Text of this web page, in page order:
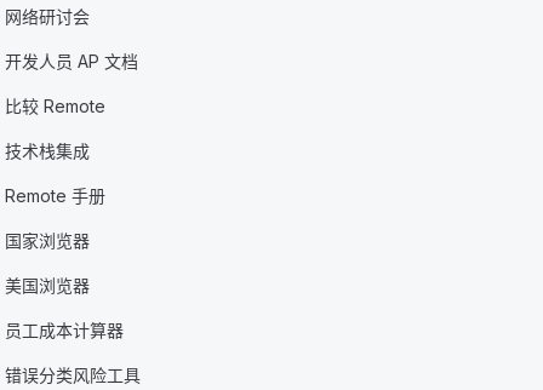
网络研讨会
开发人员 AP 文档
比较 Remote
技术栈集成
Remote 手册
国家浏览器
美国浏览器
员工成本计算器
错误分类风险工具